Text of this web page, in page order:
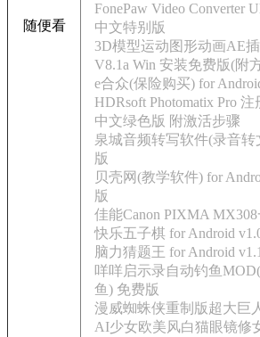
随便看
FonePaw Video Converter
中文特别版
3D模型运动图形动画AE
V8.1a Win 安装免费版(附
e合众(保险购买) for
HDRsoft Photomatix Pro
中文绿色版 附激活步骤
泉城音频转写软件(录音转
版
贝壳网(教学软件) for
版
佳能Canon PIXMA
快乐五子棋 for Android
脑力猜题王 for Android
咩咩启示录自动钓鱼
鱼) 免费版
漫威蜘蛛侠重制版超大巨
AI少女欧美风白猫眼镜修